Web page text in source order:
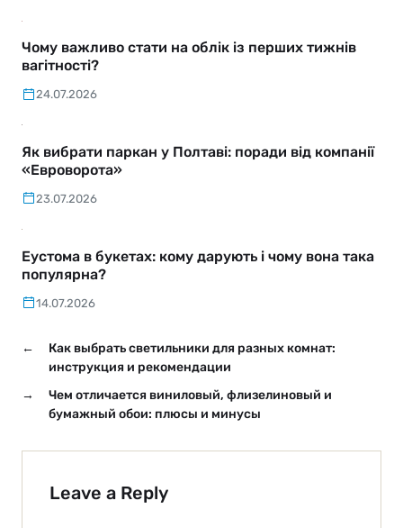
Чому важливо стати на облік із перших тижнів
вагітності?
24.07.2026
Як вибрати паркан у Полтаві: поради від компанії
«Евроворота»
23.07.2026
Еустома в букетах: кому дарують і чому вона така
популярна?
14.07.2026
←
Как выбрать светильники для разных комнат:
инструкция и рекомендации
→
Чем отличается виниловый, флизелиновый и
бумажный обои: плюсы и минусы
Leave a Reply